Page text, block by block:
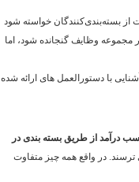
از بسته‌بندی‌کنندگان خواسته شود
وظایف گنجانده شود، اما
با دستورالعمل های ارائه شده
درآمد از طریق بسته بندی در
ترسند. در واقع همه چیز متفاوت